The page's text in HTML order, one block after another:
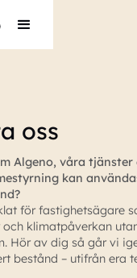
oss
Algeno, våra tjänster
kan
för fastighetsägare
och klimatpåverkan
Hör av dig så går vi
bestånd – utifrån era